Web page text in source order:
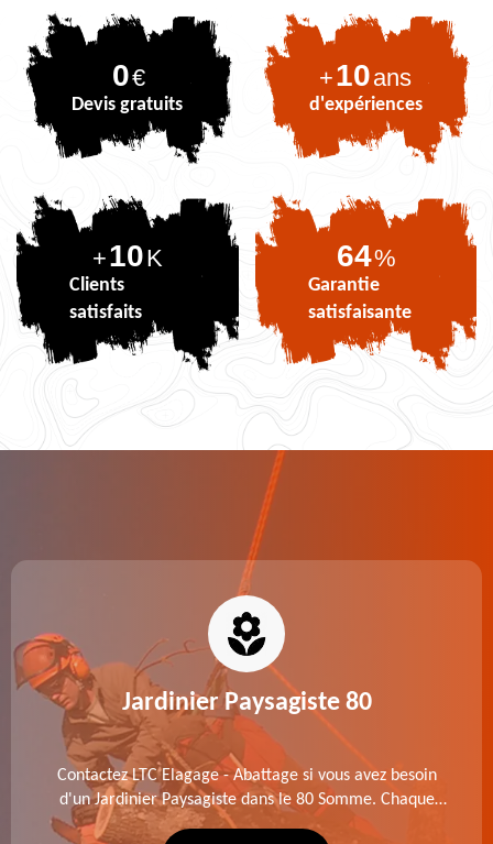
0€
Devis gratuits
+10ans
d'expériences
+10K
Clients
satisfaits
80%
Garantie
satisfaisante
Jardinier Paysagiste 80
Contactez LTC Elagage - Abattage si vous avez besoin
d'un Jardinier Paysagiste dans le 80 Somme. Chaque
intervention est exécutée selon les normes en vigueur.